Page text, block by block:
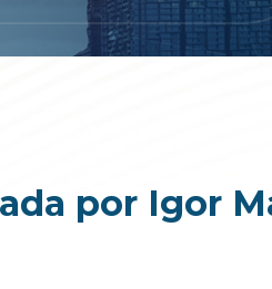
por Igor